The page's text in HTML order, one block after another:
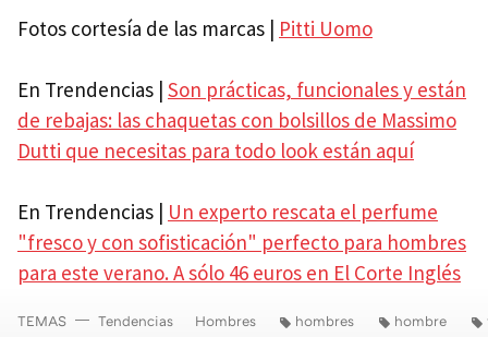
Fotos cortesía de las marcas | Pitti Uomo
En Trendencias | Son prácticas, funcionales y están
de rebajas: las chaquetas con bolsillos de Massimo
Dutti que necesitas para todo look están aquí
En Trendencias | Un experto rescata el perfume
"fresco y con sofisticación" perfecto para hombres
para este verano. A sólo 46 euros en El Corte Inglés
TEMAS Tendencias Hombres hombres hombre